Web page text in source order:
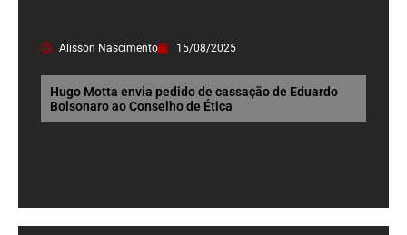
Alisson Nascimento 15/08/2025
Hugo Motta envia pedido de cassação de Eduardo
Bolsonaro ao Conselho de Ética